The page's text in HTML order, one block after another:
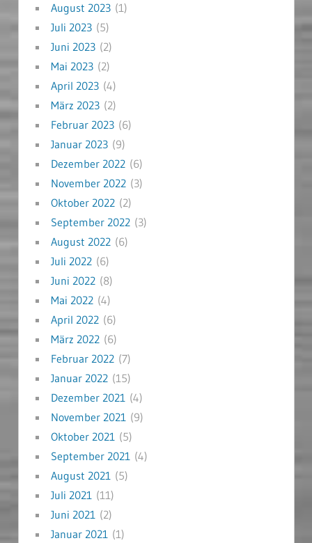
August 2023(1)
Juli 2023(5)
Juni 2023(2)
Mai 2023(2)
April 2023(4)
März 2023(2)
Februar 2023(6)
Januar 2023(9)
Dezember 2022(6)
November 2022(3)
Oktober 2022(2)
September 2022(3)
August 2022(6)
Juli 2022(6)
Juni 2022(8)
Mai 2022(4)
April 2022(6)
März 2022(6)
Februar 2022(7)
Januar 2022(15)
Dezember 2021(4)
November 2021(9)
Oktober 2021(5)
September 2021(4)
August 2021(5)
Juli 2021(11)
Juni 2021(2)
Januar 2021(1)